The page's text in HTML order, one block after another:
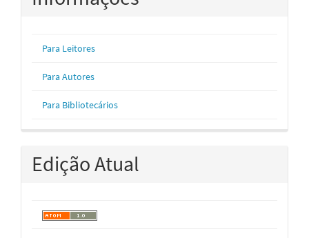
Para Leitores
Para Autores
Para Bibliotecários
Edição Atual